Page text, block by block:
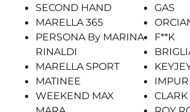
SECOND HAND
MARELLA 365
PERSONA By MARINA
RINALDI
MARELLA SPORT
MATINEE
WEEKEND MAX
GAS
F**K
CLARK